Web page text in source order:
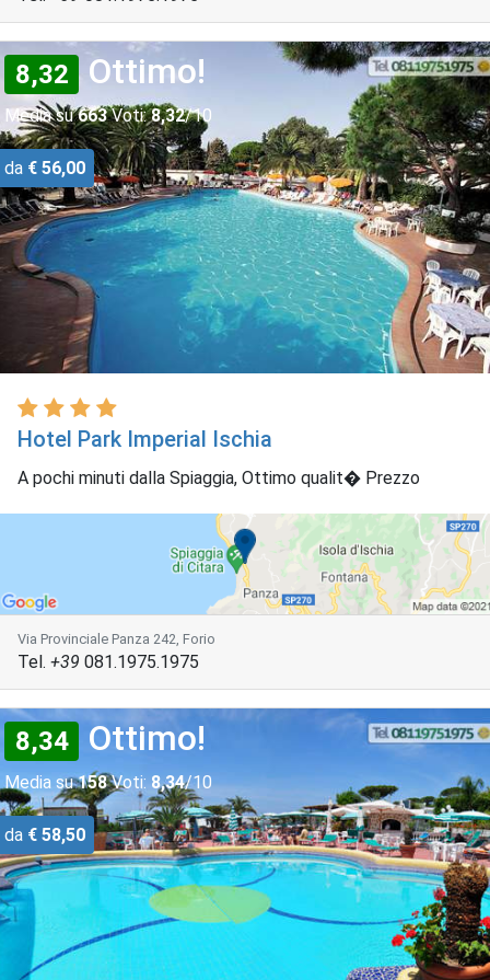
8,32 Ottimo!
Media su663Voti: 8,32/10
da € 56,00
Hotel Park Imperial Ischia
A pochi minuti dalla Spiaggia, Ottimo qualit� Prezzo
Via Provinciale Panza 242, Forio
Tel. +39 081.1975.1975
8,34 Ottimo!
Media su158Voti: 8,34/10
da € 58,50